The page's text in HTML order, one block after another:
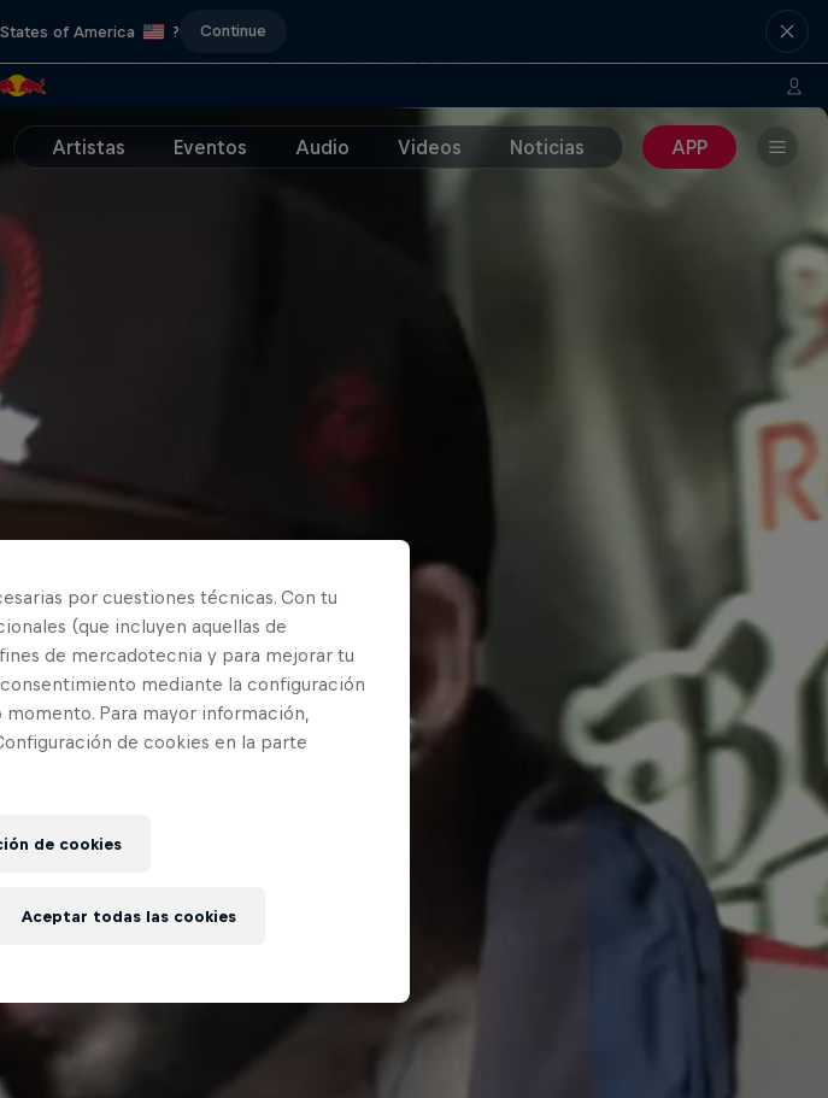
of America ? Continue
Artistas Eventos Audio Videos Noticias APP
por cuestiones técnicas. Con tu
(que incluyen aquellas de
de mercadotecnia y para mejorar tu
mediante la configuración
Para mayor información,
de cookies en la parte
de cookies
Aceptar todas las cookies